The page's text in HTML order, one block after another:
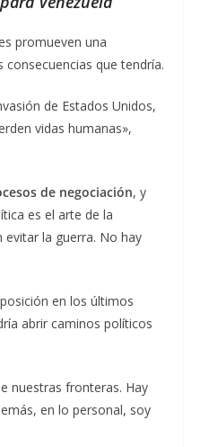
promueven una
que tendría.
de Estados Unidos,
vidas humanas»,
de negociación, y
es el arte de la
evitar la guerra. No hay
en los últimos
abrir caminos políticos
nuestras fronteras. Hay
en lo personal, soy